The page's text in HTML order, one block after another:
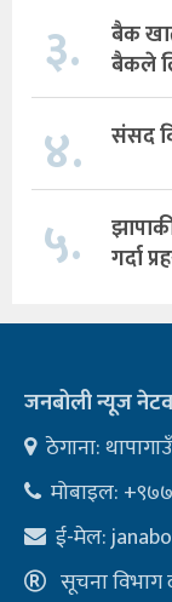
३.
बैक
बैकले
४. संसद
५.
गर्दा
जनबोली न्यूज
ठेगाना:
मोबाइल:
ई-मेल:
सूचना विभाग